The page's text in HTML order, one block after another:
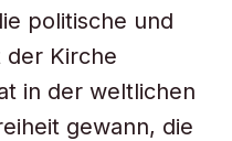
politische und
der Kirche
in der weltlichen
gewann, die